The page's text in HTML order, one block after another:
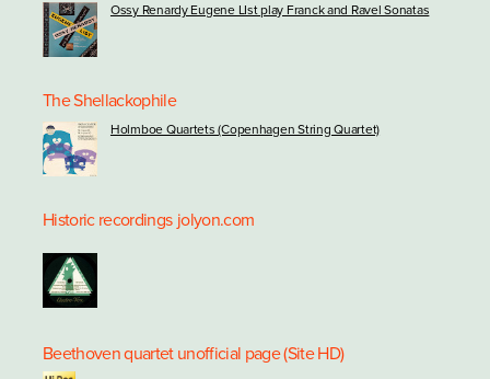
Ossy Renardy Eugene LIst play Franck and Ravel Sonatas
The Shellackophile
Holmboe Quartets (Copenhagen String Quartet)
Historic recordings jolyon.com
Beethoven quartet unofficial page (Site HD)